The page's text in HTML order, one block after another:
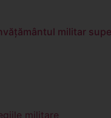
militar